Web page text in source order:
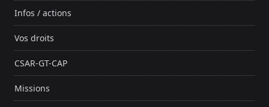
Infos / actions
Vos droits
CSAR-GT-CAP
Missions